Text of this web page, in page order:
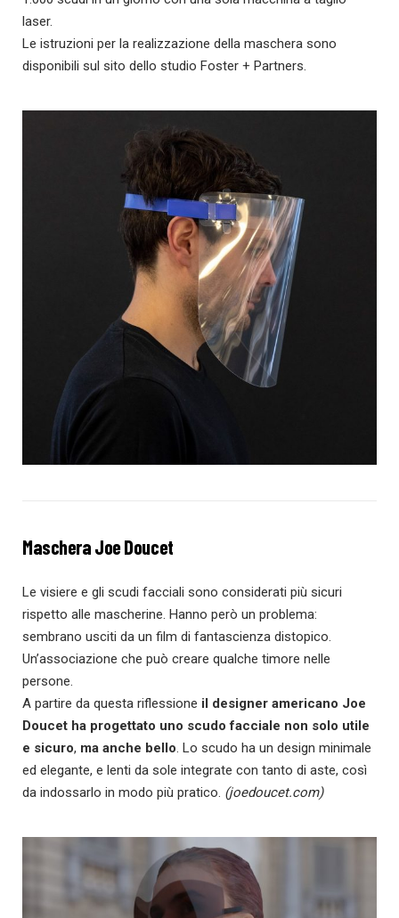
laser.
Le istruzioni per la realizzazione della maschera sono
disponibili sul sito dello studio Foster + Partners.
Maschera Joe Doucet
Le visiere e gli scudi facciali sono considerati più sicuri
rispetto alle mascherine. Hanno però un problema:
sembrano usciti da un film di fantascienza distopico.
Un’associazione che può creare qualche timore nelle
persone.
A partire da questa riflessione il designer americano Joe
Doucet ha progettato uno scudo facciale non solo utile
e sicuro, ma anche bello. Lo scudo ha un design minimale
ed elegante, e lenti da sole integrate con tanto di aste, così
da indossarlo in modo più pratico. (joedoucet.com)